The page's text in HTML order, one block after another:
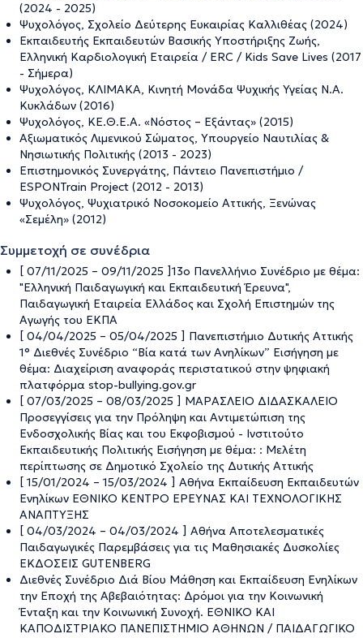
(2024 - 2025)
Ψυχολόγος, Σχολείο Δεύτερης Ευκαιρίας Καλλιθέας (2024)
Εκπαιδευτής Εκπαιδευτών Βασικής Υποστήριξης Ζωής,
Ελληνική Καρδιολογική Εταιρεία / ERC / Kids Save Lives (2017
- Σήμερα)
Ψυχολόγος, ΚΛΙΜΑΚΑ, Κινητή Μονάδα Ψυχικής Υγείας Ν.Α.
Κυκλάδων (2016)
Ψυχολόγος, ΚΕ.Θ.Ε.Α. «Νόστος – Εξάντας» (2015)
Αξιωματικός Λιμενικού Σώματος, Υπουργείο Ναυτιλίας &
Νησιωτικής Πολιτικής (2013 - 2023)
Επιστημονικός Συνεργάτης, Πάντειο Πανεπιστήμιο /
ESPONTrain Project (2012 - 2013)
Ψυχολόγος, Ψυχιατρικό Νοσοκομείο Αττικής, Ξενώνας
«Σεμέλη» (2012)
Συμμετοχή σε συνέδρια
[ 07/11/2025 – 09/11/2025 ]13ο Πανελλήνιο Συνέδριο με θέμα:
"Ελληνική Παιδαγωγική και Εκπαιδευτική Έρευνα",
Παιδαγωγική Εταιρεία Ελλάδος και Σχολή Επιστημών της
Αγωγής του ΕΚΠΑ
[ 04/04/2025 – 05/04/2025 ] Πανεπιστήμιο Δυτικής Αττικής
1° Διεθνές Συνέδριο “Βία κατά των Ανηλίκων” Εισήγηση με
θέμα: Διαχείριση αναφοράς περιστατικού στην ψηφιακή
πλατφόρμα stop-bullying.gov.gr
[ 07/03/2025 – 08/03/2025 ] ΜΑΡΑΣΛΕΙΟ ΔΙΔΑΣΚΑΛΕΙΟ
Προσεγγίσεις για την Πρόληψη και Αντιμετώπιση της
Ενδοσχολικής Βίας και του Εκφοβισμού - Ινστιτούτο
Εκπαιδευτικής Πολιτικής Εισήγηση με θέμα: : Μελέτη
περίπτωσης σε Δημοτικό Σχολείο της Δυτικής Αττικής
[ 15/01/2024 – 15/03/2024 ] Αθήνα Εκπαίδευση Εκπαιδευτών
Ενηλίκων ΕΘΝΙΚΟ ΚΕΝΤΡΟ ΕΡΕΥΝΑΣ ΚΑΙ ΤΕΧΝΟΛΟΓΙΚΗΣ
ΑΝΑΠΤΥΞΗΣ
[ 04/03/2024 – 04/03/2024 ] Αθήνα Αποτελεσματικές
Παιδαγωγικές Παρεμβάσεις για τις Μαθησιακές Δυσκολίες
ΕΚΔΟΣΕΙΣ GUTENBERG
Διεθνές Συνέδριο Διά Βίου Μάθηση και Εκπαίδευση Ενηλίκων
την Εποχή της Αβεβαιότητας: Δρόμοι για την Κοινωνική
Ένταξη και την Κοινωνική Συνοχή. ΕΘΝΙΚΟ ΚΑΙ
ΚΑΠΟΔΙΣΤΡΙΑΚΟ ΠΑΝΕΠΙΣΤΗΜΙΟ ΑΘΗΝΩΝ / ΠΑΙΔΑΓΩΓΙΚΟ